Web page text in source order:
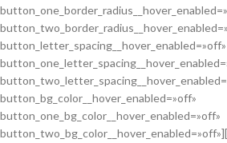
button_letter_spacing__hover_enabled=»off»
button_bg_color__hover_enabled=»off»
button_one_bg_color__hover_enabled=»off»